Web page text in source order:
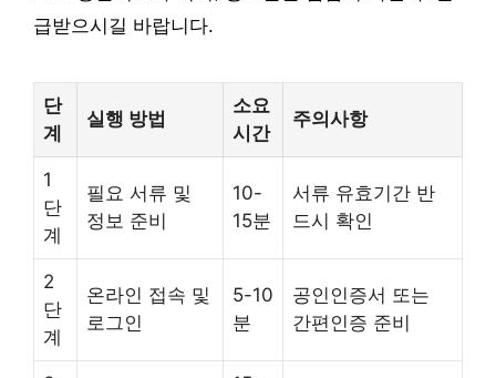
급받으시길 바랍니다.
단
계
실행 방법
소요
시간
주의사항
1
단
계
필요 서류 및
정보 준비
10-
15분
서류 유효기간 반
드시 확인
2
단
계
온라인 접속 및
로그인
5-10
분
공인인증서 또는
간편인증 준비